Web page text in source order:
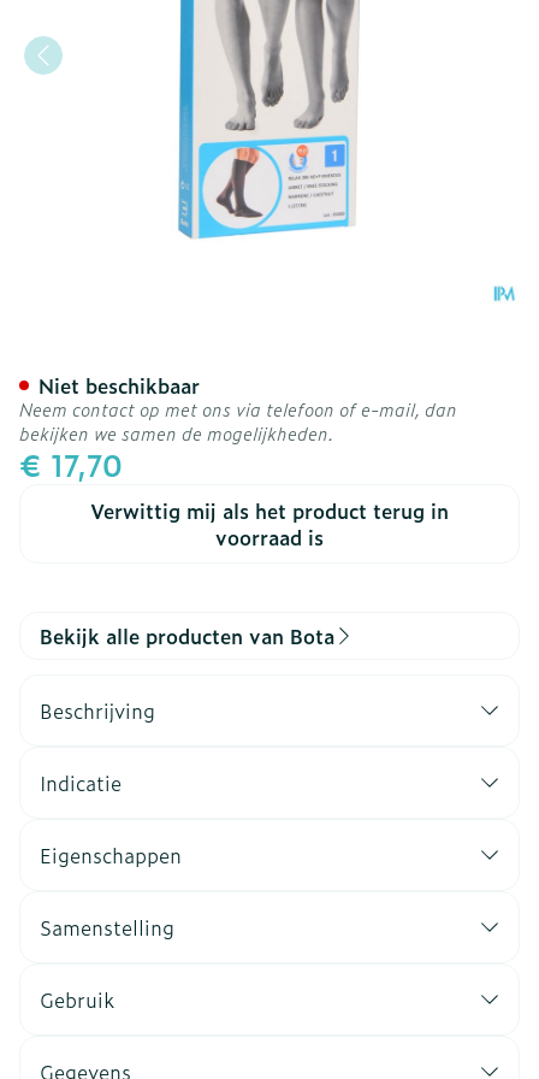
€ 17,70
Verwittig mij als het product terug in
voorraad is
Niet beschikbaar
Neem contact op met ons via telefoon of e-mail, dan
bekijken we samen de mogelijkheden.
Bekijk alle producten van Bota
Beschrijving
Indicatie
Eigenschappen
Samenstelling
Gebruik
Gegevens